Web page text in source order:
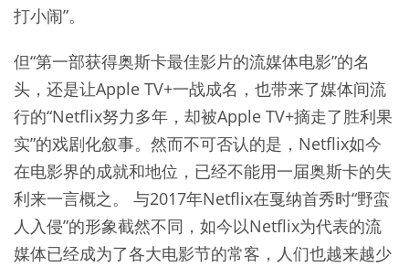
打小闹”。
但“第一部获得奥斯卡最佳影片的流媒体电影”的名
头，还是让Apple TV+一战成名，也带来了媒体间流
行的“Netflix努力多年，却被Apple TV+摘走了胜利果
实”的戏剧化叙事。然而不可否认的是，Netflix如今
在电影界的成就和地位，已经不能用一届奥斯卡的失
利来一言概之。 与2017年Netflix在戛纳首秀时“野蛮
人入侵”的形象截然不同，如今以Netflix为代表的流
媒体已经成为了各大电影节的常客，人们也越来越少